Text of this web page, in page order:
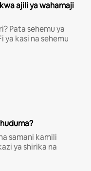
ajili ya wahamaji
Pata sehemu ya
ya kasi na sehemu
samani kamili
ya shirika na